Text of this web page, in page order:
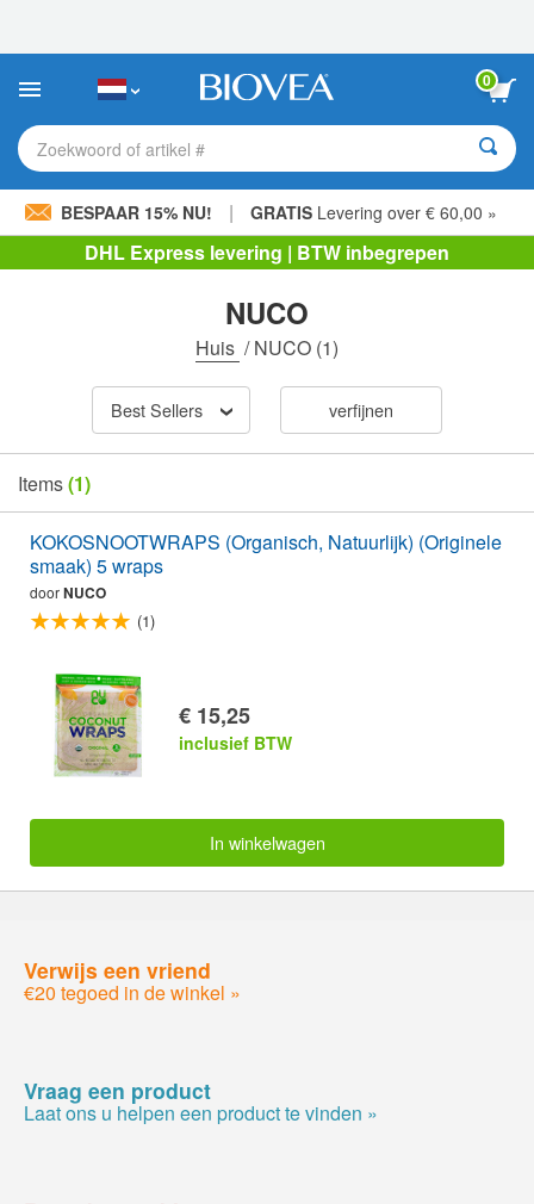
Deze
bevat
toegankelijkheidssysteem.
0
Zoekwoord of artikel #
BESPAAR 15% NU! | GRATIS Levering over € 60,00 »
DHL Express levering | BTW inbegrepen
NUCO
Huis /NUCO (1)
Best Sellers verfijnen
Items(1)
KOKOSNOOTWRAPS (Organisch, Natuurlijk) (Originele
smaak) 5 wraps
doorNUCO
(1)
€ 15,25
inclusief BTW
In winkelwagen
Verwijs een vriend
€20 tegoed in de winkel »
Vraag een product
Laat ons u helpen een product te vinden »